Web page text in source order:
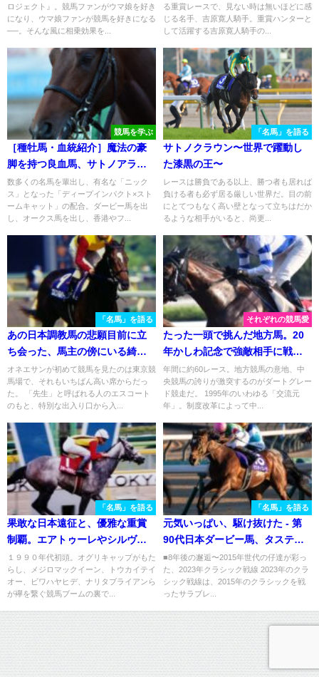
ー！
ロジェクト』。競馬ファンがウマ娘を好き
になり、ウマ娘ファンが競馬を好きになる
──。そんな風に相乗効果を...
る重賞レースで、見ない時は無いほどに感
じる名手、吉原寛人騎手。重賞ハンターと
して活躍する吉原寛人騎手の...
競馬を学ぶ
［種牡馬・血統紹介］魔法の豪
脚を持つ良血馬、サトノアラジ
ン
数多くの名馬を輩出し、有名な「ニック
ス」となった「ディープインパクト×スト
ームキャット」の配合。ダービー馬を出
し、オークス馬を出し、香港やフ...
「名馬」を語る
サトノクラウン〜世界で躍動し
た漆黒の王〜
レースは勝負である以上、勝つ者も居れば
負ける者も必ず居る厳しい世界だ。目の前
にとてつもなく高い壁となって立ちはだか
るような相手がいると、尚更...
「名馬」を語る
あの日本調教馬の悲願目前に立
ち会った、馬主の傍にいる綺麗
なオネエサンの話
オネエサンが初めて競馬を見たのは東京競
馬場で、それもいちばん高い席からだっ
た。 「先生」と呼ばれる人のエスコート
のもと、特別な出入り口から入...
それぞれの競馬愛
たった一頭で挑んだ地方馬。20
年かしわ記念で強敵相手に戦っ
たナンヨーオボロヅキ
年間に約60レース。地方競馬の意地、中
央競馬の誇りが激突するのがダートグレー
ド競走だ。 1995年のいわゆる「交流元
年」。制度改革によって中...
「名馬」を語る
果敢な日本遠征と、優雅な重賞
制覇。エアトゥーレやシルヴァ
ーソニックらを輩出した牝系の
祖となった外国馬、スキーパラ
ダイス。
１９９０年代初頭。オグリキャップがもた
らし、メジロマックイーン、トウカイテイ
オー、ビワハヤヒデ、ナリタブライアンら
が襷を繋ぐ競馬ブームの裏で...
「名馬」を語る
元気いっぱい、駆け抜けた - 第
90代日本ダービー馬、タスティ
エーラの引退に寄せて
■8年後の邂逅〜2015年世代の仔達が彩っ
た、2023年クラシック戦線 2023年のクラ
シック戦線は、2015年のクラシックを戦
ったサラブレ...